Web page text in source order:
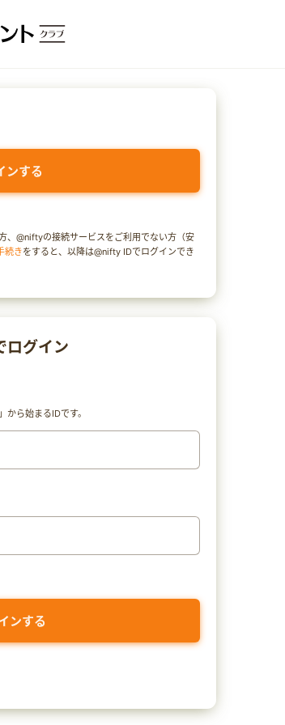
ンする
、@niftyの接続サービスをご利用でない方（安
続きをすると、以降は@nifty IDでログインでき
ログイン
ら始まるIDです。